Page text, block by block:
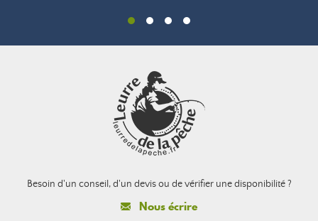
Besoin d'un conseil, d'un devis ou de vérifier une disponibilité ?
Nous écrire